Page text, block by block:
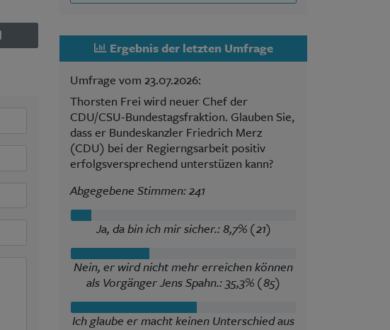
Ergebnis der letzten Umfrage
Umfrage vom 23.07.2026:
Thorsten Frei wird neuer Chef der
CDU/CSU-Bundestagsfraktion. Glauben Sie,
dass er Bundeskanzler Friedrich Merz
(CDU) bei der Regierngsarbeit positiv
erfolgsversprechend unterstüzen kann?
Abgegebene Stimmen: 241
Ja, da bin ich mir sicher.: 8,7% (21)
Nein, er wird nicht mehr erreichen können
als Vorgänger Jens Spahn.: 35,3% (85)
Ich glaube er macht keinen Unterschied aus